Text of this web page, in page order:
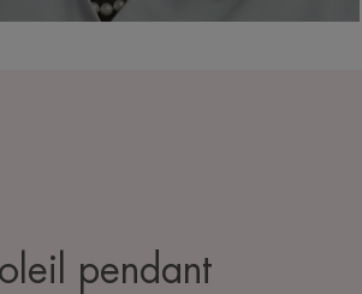
pendant